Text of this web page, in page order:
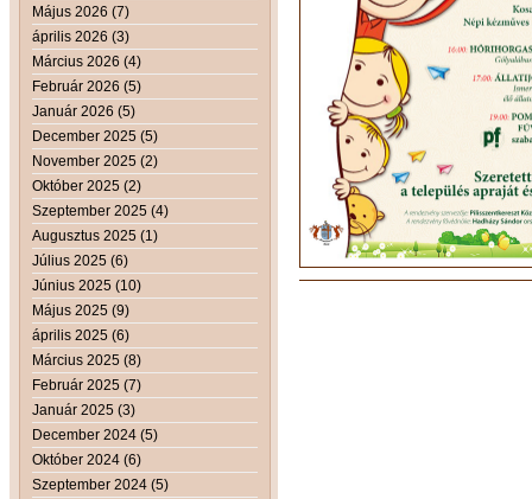
Május 2026 (7)
április 2026 (3)
Március 2026 (4)
Február 2026 (5)
Január 2026 (5)
December 2025 (5)
November 2025 (2)
Október 2025 (2)
Szeptember 2025 (4)
Augusztus 2025 (1)
Július 2025 (6)
Június 2025 (10)
Május 2025 (9)
április 2025 (6)
Március 2025 (8)
Február 2025 (7)
Január 2025 (3)
December 2024 (5)
Október 2024 (6)
Szeptember 2024 (5)